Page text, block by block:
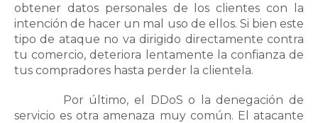
obtener datos personales de los clientes con la
intención de hacer un mal uso de ellos. Si bien este
tipo de ataque no va dirigido directamente contra
tu comercio, deteriora lentamente la confianza de
tus compradores hasta perder la clientela.
Por último, el DDoS o la denegación de
servicio es otra amenaza muy común. El atacante